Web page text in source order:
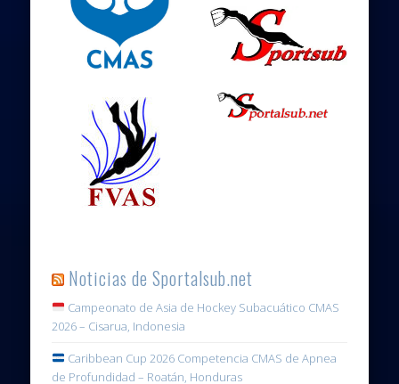
Noticias de Sportalsub.net
Campeonato de Asia de Hockey Subacuático CMAS
2026 – Cisarua, Indonesia
Caribbean Cup 2026 Competencia CMAS de Apnea
de Profundidad – Roatán, Honduras